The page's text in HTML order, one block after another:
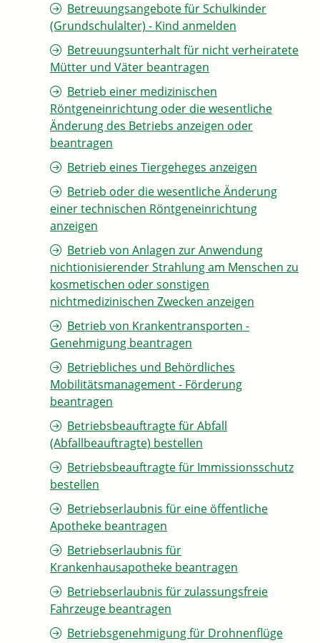
Betreuungsangebote für Schulkinder
(Grundschulalter) - Kind anmelden
Betreuungsunterhalt für nicht verheiratete
Mütter und Väter beantragen
Betrieb einer medizinischen
Röntgeneinrichtung oder die wesentliche
Änderung des Betriebs anzeigen oder
beantragen
Betrieb eines Tiergeheges anzeigen
Betrieb oder die wesentliche Änderung
einer technischen Röntgeneinrichtung
anzeigen
Betrieb von Anlagen zur Anwendung
nichtionisierender Strahlung am Menschen zu
kosmetischen oder sonstigen
nichtmedizinischen Zwecken anzeigen
Betrieb von Krankentransporten -
Genehmigung beantragen
Betriebliches und Behördliches
Mobilitätsmanagement - Förderung
beantragen
Betriebsbeauftragte für Abfall
(Abfallbeauftragte) bestellen
Betriebsbeauftragte für Immissionsschutz
bestellen
Betriebserlaubnis für eine öffentliche
Apotheke beantragen
Betriebserlaubnis für
Krankenhausapotheke beantragen
Betriebserlaubnis für zulassungsfreie
Fahrzeuge beantragen
Betriebsgenehmigung für Drohnenflüge